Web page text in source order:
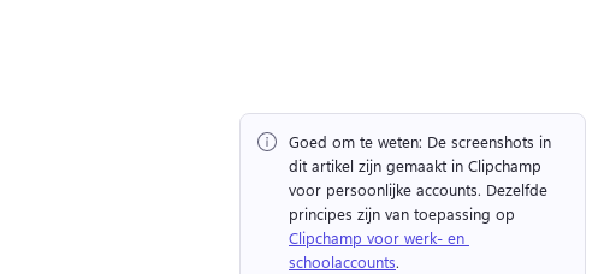
Goed om te weten: De screenshots in
dit artikel zijn gemaakt in Clipchamp
voor persoonlijke accounts. Dezelfde
Clipchamp voor werk- en
schoolaccounts.